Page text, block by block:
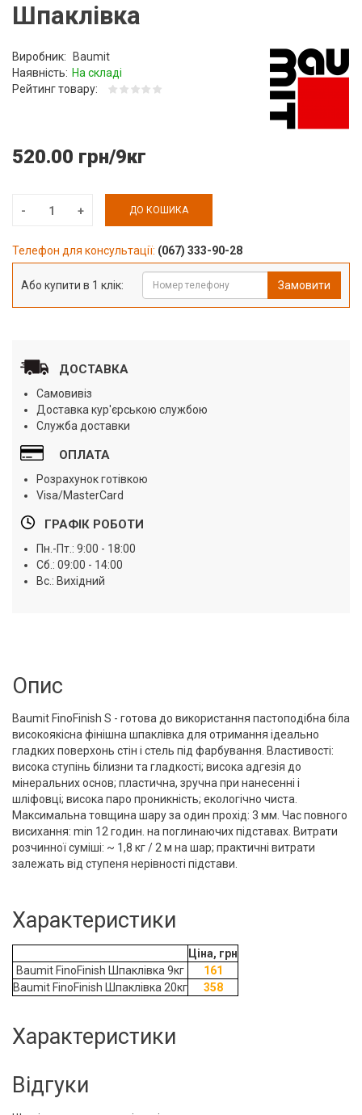
Шпаклівка
Виробник:
Baumit
Наявність: На складі
Рейтинг товару:
520.00 грн/9кг
ДО КОШИКА
Телефон для консультації: (067) 333-90-28
Або купити в 1 клік: Замовити
ДОСТАВКА
Самовивіз
Доставка кур'єрською службою
Служба доставки
ОПЛАТА
Розрахунок готівкою
Visa/MasterCard
ГРАФІК РОБОТИ
Пн.-Пт.: 9:00 - 18:00
Сб.: 09:00 - 14:00
Вс.: Вихідний
Опис
Baumit FinoFinish S - готова до використання пастоподібна біла
високоякісна фінішна шпаклівка для отримання ідеально
гладких поверхонь стін і стель під фарбування. Властивості:
висока ступінь білизни та гладкості; висока адгезія до
мінеральних основ; пластична, зручна при нанесенні і
шліфовці; висока паро проникність; екологічно чиста.
Максимальна товщина шару за один прохід: 3 мм. Час повного
висихання: min 12 годин. на поглинаючих підставах. Витрати
розчинної суміші: ~ 1,8 кг / 2 м на шар; практичні витрати
залежать від ступеня нерівності підстави.
Характеристики
Ціна, грн
Baumit FinoFinish Шпаклівка 9кг
161
Baumit FinoFinish Шпаклівка 20кг 358
Характеристики
Відгуки